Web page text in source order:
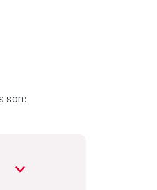
son:
abrir.desplegable